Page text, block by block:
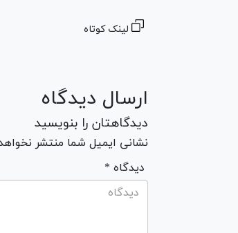
لینک کوتاه
ارسال دیدگاه
دیدگاهتان را بنویسید
نشانی ایمیل شما منتشر
* دیدگاه